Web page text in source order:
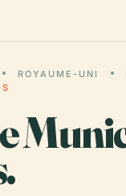
ROYAUME-UNI